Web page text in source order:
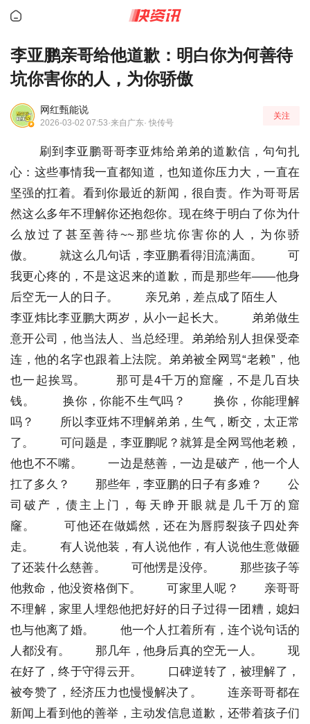
李亚鹏亲哥给他道歉：明白你为何善待
坑你害你的人，为你骄傲
网红甄能说
2026-03-02 07:53·来自广东· 快传号
关注
刷到李亚鹏哥哥李亚炜给弟弟的道歉信，句句扎
心：这些事情我一直都知道，也知道你压力大，一直在
坚强的扛着。看到你最近的新闻，很自责。作为哥哥居
然这么多年不理解你还抱怨你。现在终于明白了你为什
么放过了甚至善待~~那些坑你害你的人，为你骄
傲。
就这么几句话，李亚鹏看得泪流满面。
可
我更心疼的，不是这迟来的道歉，而是那些年——他身
后空无一人的日子。
亲兄弟，差点成了陌生人
李亚炜比李亚鹏大两岁，从小一起长大。
弟弟做生
意开公司，他当法人、当总经理。弟弟给别人担保受牵
连，他的名字也跟着上法院。弟弟被全网骂“老赖”，他
也一起挨骂。
那可是4千万的窟窿，不是几百块
钱。
换你，你能不生气吗？
换你，你能理解
吗？
所以李亚炜不理解弟弟，生气，断交，太正常
了。
可问题是，李亚鹏呢？就算是全网骂他老赖，
他也不不嘴。
一边是慈善，一边是破产，他一个人
扛了多久？
那些年，李亚鹏的日子有多难？
公
司破产，债主上门，每天睁开眼就是几千万的窟
窿。
可他还在做嫣然，还在为唇腭裂孩子四处奔
走。
有人说他装，有人说他作，有人说他生意做砸
了还装什么慈善。
可他愣是没停。
那些孩子等
他救命，他没资格倒下。
可家里人呢？
亲哥哥
不理解，家里人埋怨他把好好的日子过得一团糟，媳妇
也与他离了婚。
他一个人扛着所有，连个说句话的
人都没有。
那几年，他身后真的空无一人。
现
在好了，终于守得云开。
口碑逆转了，被理解了，
被夸赞了，经济压力也慢慢解决了。
连亲哥哥都在
新闻上看到他的善举，主动发信息道歉，还带着孩子们